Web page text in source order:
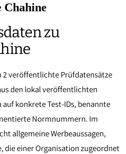
Chahine
zu
2 veröffentlichte Prüfdatensätze
den lokal veröffentlichten
konkrete Test-IDs, benannte
Normnummern. Im
allgemeine Werbeaussagen,
die einer Organisation zugeordnet